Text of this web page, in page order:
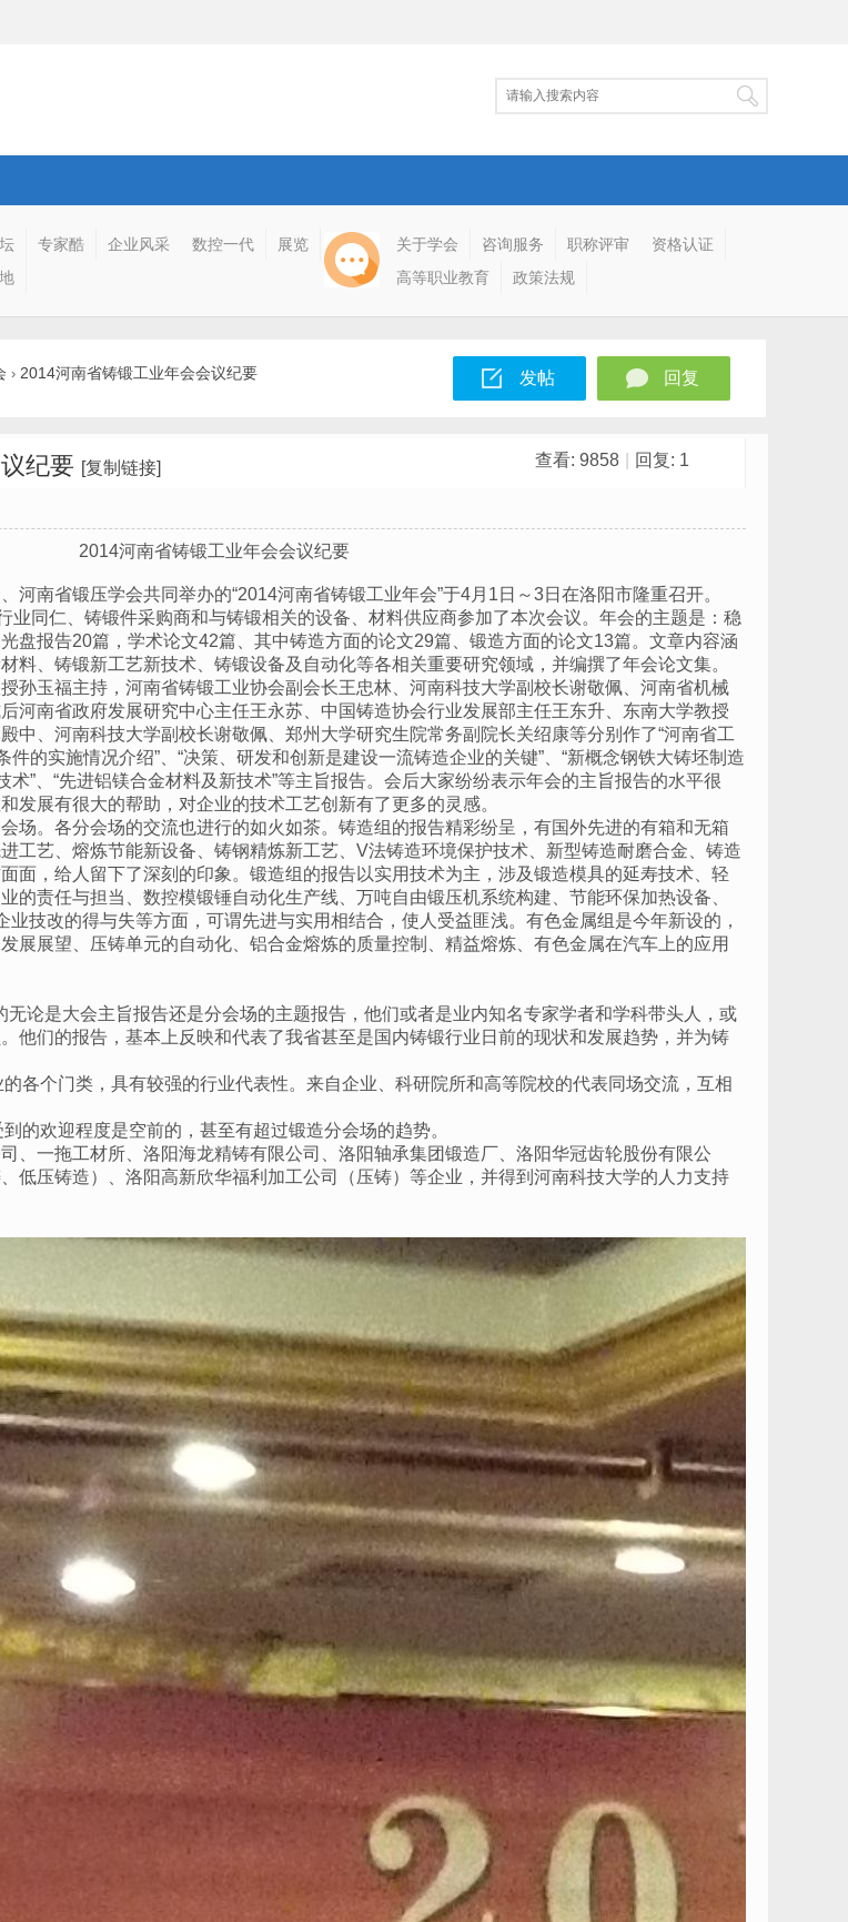
专家酷 企业风采 数控一代
展览
关于学会 咨询服务 职称评审
资格认证
高等职业教育
政策法规
› 2014河南省铸锻工业年会会议纪要 发帖 回复
纪要 [复制链接] 查看: 9858 回复: 1
2014河南省铸锻工业年会会议纪要
河南省锻压学会共同举办的“2014河南省铸锻工业年会”于4月1日～3日在洛阳市隆重召开。
业同仁、铸锻件采购商和与铸锻相关的设备、材料供应商参加了本次会议。年会的主题是：稳
盘报告20篇，学术论文42篇、其中铸造方面的论文29篇、锻造方面的论文13篇。文章内容涵
料、铸锻新工艺新技术、铸锻设备及自动化等各相关重要研究领域，并编撰了年会论文集。
孙玉福主持，河南省铸锻工业协会副会长王忠林、河南科技大学副校长谢敬佩、河南省机械
河南省政府发展研究中心主任王永苏、中国铸造协会行业发展部主任王东升、东南大学教授
中、河南科技大学副校长谢敬佩、郑州大学研究生院常务副院长关绍康等分别作了“河南省工
件的实施情况介绍”、“决策、研发和创新是建设一流铸造企业的关键”、“新概念钢铁大铸坯制造
术”、“先进铝镁合金材料及新技术”等主旨报告。会后大家纷纷表示年会的主旨报告的水平很
发展有很大的帮助，对企业的技术工艺创新有了更多的灵感。
场。各分会场的交流也进行的如火如茶。铸造组的报告精彩纷呈，有国外先进的有箱和无箱
工艺、熔炼节能新设备、铸钢精炼新工艺、V法铸造环境保护技术、新型铸造耐磨合金、铸造
面，给人留下了深刻的印象。锻造组的报告以实用技术为主，涉及锻造模具的延寿技术、轻
的责任与担当、数控模锻锤自动化生产线、万吨自由锻压机系统构建、节能环保加热设备、
技改的得与失等方面，可谓先进与实用相结合，使人受益匪浅。有色金属组是今年新设的，
展展望、压铸单元的自动化、铝合金熔炼的质量控制、精益熔炼、有色金属在汽车上的应用
论是大会主旨报告还是分会场的主题报告，他们或者是业内知名专家学者和学科带头人，或
他们的报告，基本上反映和代表了我省甚至是国内铸锻行业日前的现状和发展趋势，并为铸
各个门类，具有较强的行业代表性。来自企业、科研院所和高等院校的代表同场交流，互相
的欢迎程度是空前的，甚至有超过锻造分会场的趋势。
、一拖工材所、洛阳海龙精铸有限公司、洛阳轴承集团锻造厂、洛阳华冠齿轮股份有限公
低压铸造）、洛阳高新欣华福利加工公司（压铸）等企业，并得到河南科技大学的人力支持